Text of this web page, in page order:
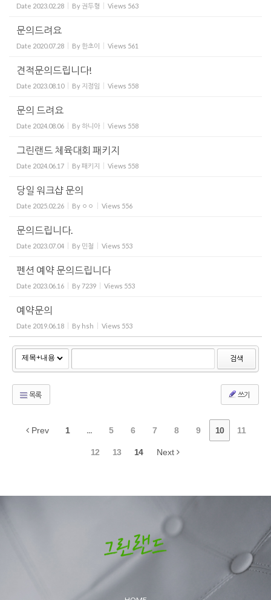
Date 2023.02.28 By권두형 Views 563
문의드려요
Date 2020.07.28 By 한초이 Views 561
견적문의드립니다!
Date 2023.08.10 By 지정임 Views 558
문의 드려요
Date 2024.08.06 By하니아 Views 558
그린랜드 체육대회 패키지
Date 2024.06.17 By패키지 Views 558
당일 워크샵 문의
Date 2025.02.26 By ㅇㅇ Views 556
문의드립니다.
Date 2023.07.04 By 민철 Views 553
펜션 예약 문의드립니다
Date 2023.06.16 By7239 Views 553
예약문의
Date 2019.06.18 By hsh Views 553
검색
목록 쓰기
Prev 1 ... 5 6 7 8 9 10 11
12 13 14 Next